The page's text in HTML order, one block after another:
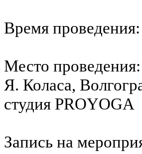
Время
Место
Я. Коласа,
студия PROYOGA
Запись на